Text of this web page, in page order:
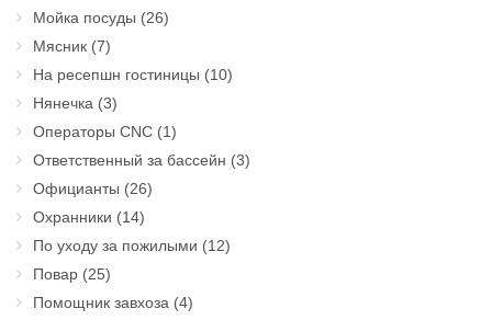
Мойка посуды (26)
Мясник (7)
На ресепшн гостиницы (10)
Нянечка (3)
Операторы CNC (1)
Ответственный за бассейн (3)
Официанты (26)
Охранники (14)
По уходу за пожилыми (12)
Повар (25)
Помощник завхоза (4)